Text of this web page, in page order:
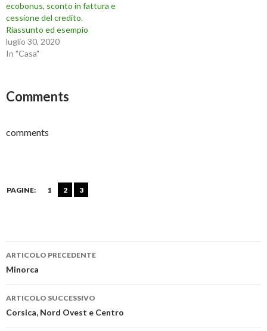
ecobonus, sconto in fattura e
cessione del credito.
Riassunto ed esempio
luglio 30, 2020
In "Casa"
Comments
comments
PAGINE: 1 2 3
Navigazione
articolo
ARTICOLO PRECEDENTE
Minorca
ARTICOLO SUCCESSIVO
Corsica, Nord Ovest e Centro